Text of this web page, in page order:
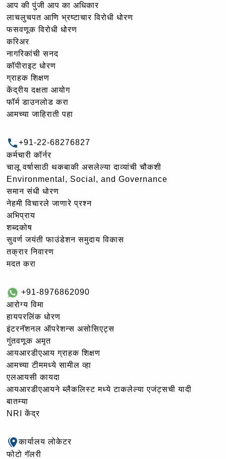
आप की पुंजी आप का अधिकार
लाचलुचपत आणि भ्रष्टाचार विरोधी धोरण
फसवणूक विरोधी धोरण
करिअर
नागरिकांची सनद
कॉपीराइट धोरण
ग्राहक शिक्षण
केंद्रीय दक्षता आयोग
फॉर्म डाउनलोड करा
आमच्या जाहिराती पहा
+91-22-68276827
कर्मचारी कॉर्नर
चालू वर्षासाठी थकबाकी असलेल्या दाव्यांची चौकशी
Environmental, Social, and Governance
समान संधी धोरण
नेहमी विचारले जाणारे प्रश्न
अभिप्राय
शब्दकोष
सुवर्ण जयंती फाउंडेशन समुदाय विकास
तक्रार निवारण
मदत करा
+91-8976862090
आरोग्य विमा
हायपरलिंक धोरण
इंटरनॅशनल ऑपरेशन्स असोसिएट्स
गुंतवणूक अमृत
आयआरडीएआय ग्राहक शिक्षण
आमच्या टीममध्ये सामील व्हा
एलआयसी कायदा
आयआरडीएआयने ब्लैकलिस्ट मध्ये टाकलेल्या एजंट्सची यादी
बातम्या
NRI केंद्र
कार्यालय लोकेटर
फोटो गॅलरी